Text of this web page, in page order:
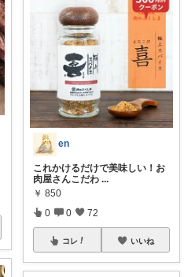
en
これかけるだけで美味しい！お
肉屋さんこだわ ...
￥ 850
0 0 72
コレ いいね